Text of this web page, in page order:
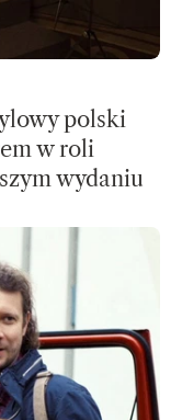
polski
w roli
wydaniu